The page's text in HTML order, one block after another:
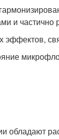
и частично
эффектов,
обладают